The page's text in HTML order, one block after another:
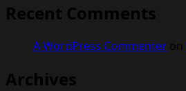
Recent Comments
A WordPress Commenter on
Archives